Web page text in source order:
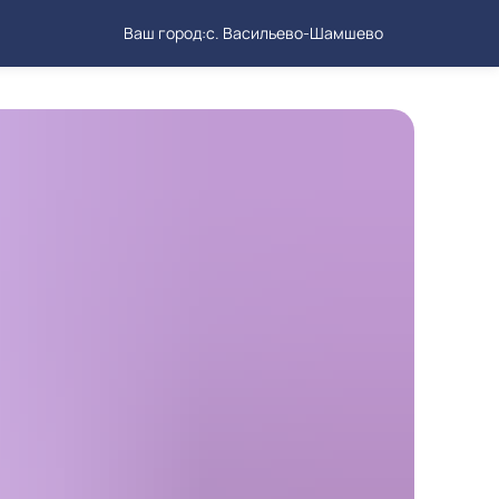
Ваш город:с. Васильево-Шамшево